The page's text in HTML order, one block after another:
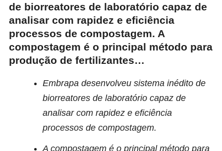
de biorreatores de laboratório capaz de
analisar com rapidez e eficiência
processos de compostagem. A
compostagem é o principal método para
produção de fertilizantes…
Embrapa desenvolveu sistema inédito de
biorreatores de laboratório capaz de
analisar com rapidez e eficiência
processos de compostagem.
A compostagem é o principal método para